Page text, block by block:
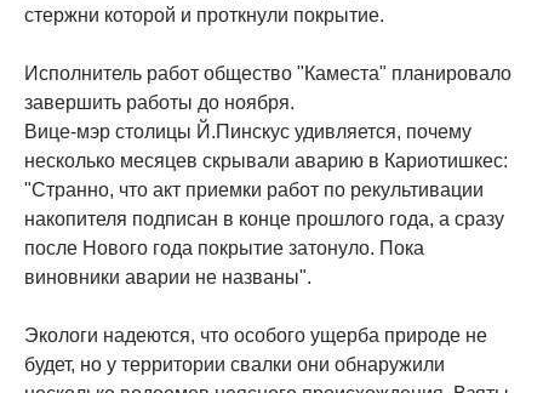
стержни которой и проткнули покрытие.
Исполнитель работ общество "Каместа" планировало
завершить работы до ноября.
Вице-мэр столицы Й.Пинскус удивляется, почему
несколько месяцев скрывали аварию в Кариотишкес:
"Странно, что акт приемки работ по рекультивации
накопителя подписан в конце прошлого года, а сразу
после Нового года покрытие затонуло. Пока
виновники аварии не названы".
Экологи надеются, что особого ущерба природе не
будет, но у территории свалки они обнаружили